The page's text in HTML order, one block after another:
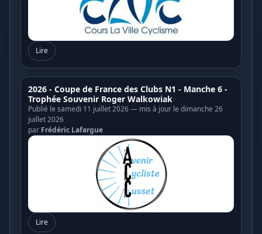
Lire
2026 - Coupe de France des Clubs N1 - Manche 6 -
Trophée Souvenir Roger Walkowiak
Publié le samedi 11 juillet 2026 — mis à jour le dimanche 26
juillet 2026
par Frédéric Lafargue
Lire